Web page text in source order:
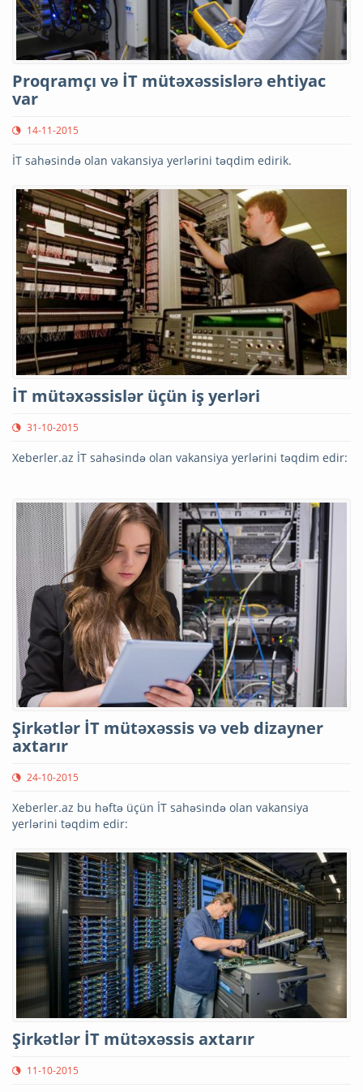
Proqramçı və İT mütəxəssislərə ehtiyac
var
14-11-2015
İT sahəsində olan vakansiya yerlərini təqdim edirik.
İT mütəxəssislər üçün iş yerləri
31-10-2015
Xeberler.az İT sahəsində olan vakansiya yerlərini təqdim edir:
Şirkətlər İT mütəxəssis və veb dizayner
axtarır
24-10-2015
Xeberler.az bu həftə üçün İT sahəsində olan vakansiya
yerlərini təqdim edir:
Şirkətlər İT mütəxəssis axtarır
11-10-2015